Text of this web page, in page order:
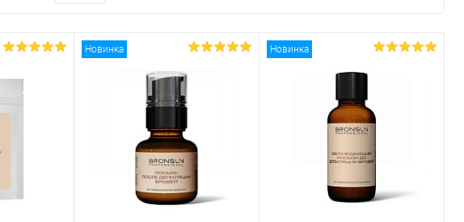
Новинка Новинка